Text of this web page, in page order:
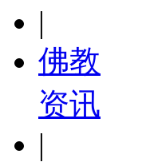
|
佛教
资讯
|